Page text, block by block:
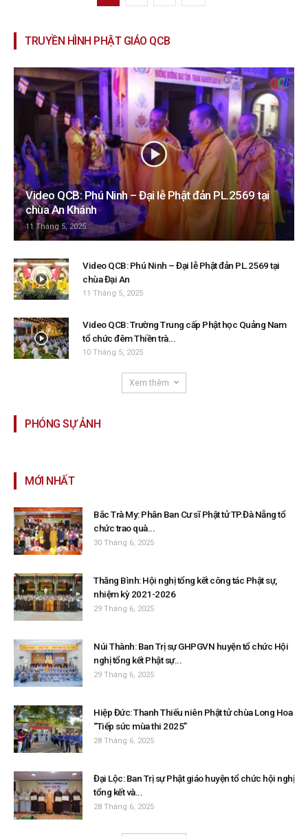
TRUYỀN HÌNH PHẬT GIÁO QCB
Video QCB: Phú Ninh – Đại lễ Phật đản PL.2569 tại
chùa An Khánh
11 Tháng 5, 2025
Video QCB: Phú Ninh – Đại lễ Phật đản PL.2569 tại
chùa Đại An
11 Tháng 5, 2025
Video QCB: Trường Trung cấp Phật học Quảng Nam
tổ chức đêm Thiền trà...
10 Tháng 5, 2025
Xem thêm
PHÓNG SỰ ẢNH
MỚI NHẤT
Bắc Trà My: Phân Ban Cư sĩ Phật tử TP.Đà Nẵng tổ
chức trao quà...
30 Tháng 6, 2025
Thăng Bình: Hội nghị tổng kết công tác Phật sự,
nhiệm kỳ 2021-2026
29 Tháng 6, 2025
Núi Thành: Ban Trị sự GHPGVN huyện tổ chức Hội
nghị tổng kết Phật sự...
29 Tháng 6, 2025
Hiệp Đức: Thanh Thiếu niên Phật tử chùa Long Hoa
“Tiếp sức mùa thi 2025”
28 Tháng 6, 2025
Đại Lộc: Ban Trị sự Phật giáo huyện tổ chức hội nghị
tổng kết và...
28 Tháng 6, 2025